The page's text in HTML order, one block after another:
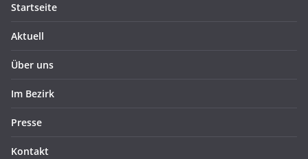
Startseite
Aktuell
Über uns
Im Bezirk
Presse
Kontakt